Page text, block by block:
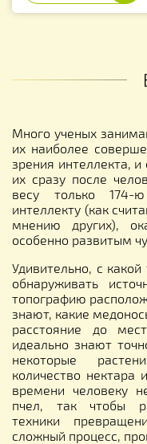
Много ученых
их наиболее
зрения интеллекта, и
их сразу после
весу только 174-
интеллекту (как
мнению других),
особенно развитым
Удивительно, с
обнаруживать
топографию
знают, какие
расстояние до
идеально знают
некоторые
количество нектара
времени человеку
пчел, так чтобы
техники
сложный процесс,